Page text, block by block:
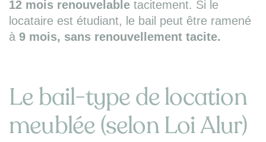
12 mois renouvelable tacitement. Si le
locataire est étudiant, le bail peut être ramené
à 9 mois, sans renouvellement tacite.
Le bail-type de location
meublée (selon Loi Alur)